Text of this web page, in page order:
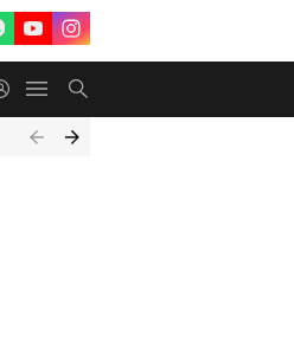
Expenditure